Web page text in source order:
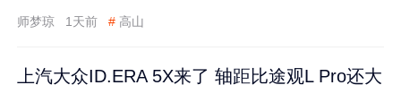
师梦琼 1天前 # 高山
上汽大众ID.ERA 5X来了 轴距比途观L Pro还大